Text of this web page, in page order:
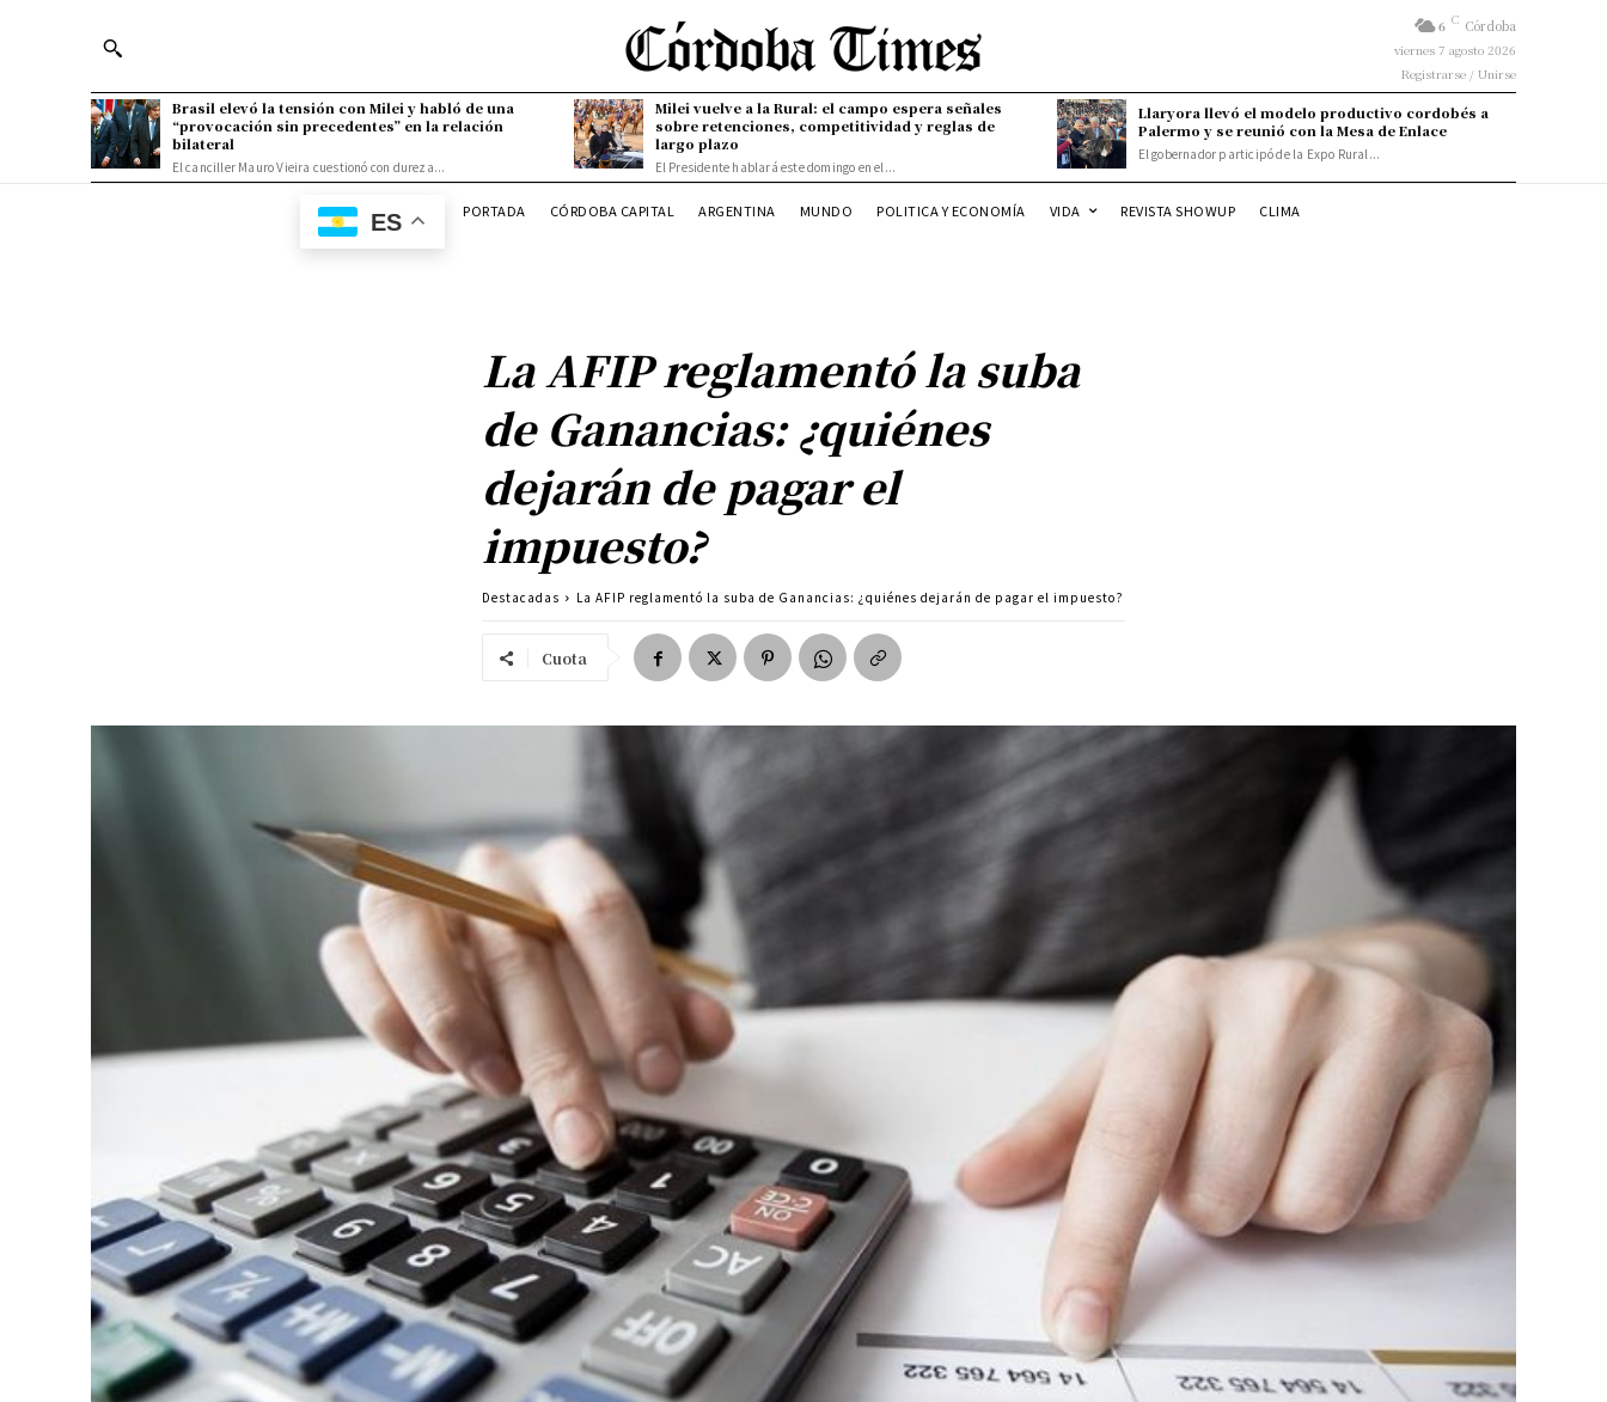
6 C Córdoba
viernes 7 agosto 2026
Registrarse / Unirse
Brasil elevó la tensión con Milei y habló de una
“provocación sin precedentes” en la relación
bilateral
El canciller Mauro Vieira cuestionó con dureza...
Milei vuelve a la Rural: el campo espera señales
sobre retenciones, competitividad y reglas de
largo plazo
El Presidente hablará este domingo en el...
Llaryora llevó el modelo productivo cordobés a
Palermo y se reunió con la Mesa de Enlace
El gobernador participó de la Expo Rural...
ES PORTADA CÓRDOBA CAPITAL ARGENTINA MUNDO POLITICA Y ECONOMÍA VIDA REVISTA SHOWUP CLIMA
La AFIP reglamentó la suba
de Ganancias: ¿quiénes
dejarán de pagar el
impuesto?
Destacadas La AFIP reglamentó la suba de Ganancias: ¿quiénes dejarán de pagar el impuesto?
Cuota